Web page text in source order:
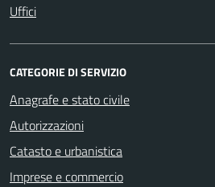
Uffici
CATEGORIE DI SERVIZIO
Anagrafe e stato civile
Autorizzazioni
Catasto e urbanistica
Imprese e commercio